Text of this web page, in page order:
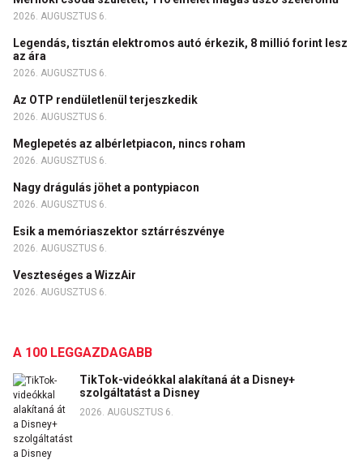
2026. AUGUSZTUS 6.
Legendás, tisztán elektromos autó érkezik, 8 millió forint lesz
az ára
2026. AUGUSZTUS 6.
Az OTP rendületlenül terjeszkedik
2026. AUGUSZTUS 6.
Meglepetés az albérletpiacon, nincs roham
2026. AUGUSZTUS 6.
Nagy drágulás jöhet a pontypiacon
2026. AUGUSZTUS 6.
Esik a memóriaszektor sztárrészvénye
2026. AUGUSZTUS 6.
Veszteséges a WizzAir
2026. AUGUSZTUS 6.
A 100 LEGGAZDAGABB
TikTok-videókkal alakítaná át a Disney+
szolgáltatást a Disney
2026. AUGUSZTUS 6.